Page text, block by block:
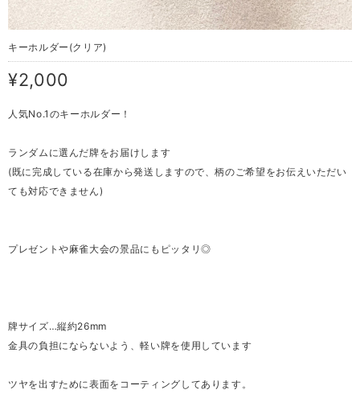
キーホルダー(クリア)
¥2,000
人気No.1のキーホルダー！
ランダムに選んだ牌をお届けします
(既に完成している在庫から発送しますので、柄のご希望をお伝えいただい
ても対応できません)
プレゼントや麻雀大会の景品にもピッタリ◎
牌サイズ…縦約26mm
金具の負担にならないよう、軽い牌を使用しています
ツヤを出すために表面をコーティングしてあります。